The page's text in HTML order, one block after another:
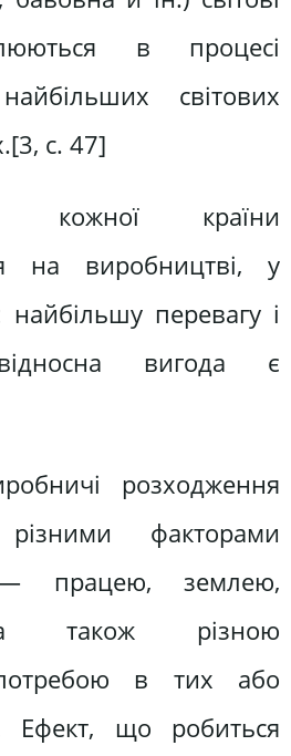
в процесі
світових
с. 47]
кожної країни
на виробництві, у
перевагу і
вигода є
розходження
факторами
— працею, землею,
а також різною
в тих або
Ефект, що робиться